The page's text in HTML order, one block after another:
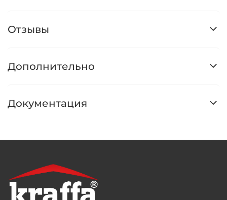
Отзывы
Дополнительно
Документация